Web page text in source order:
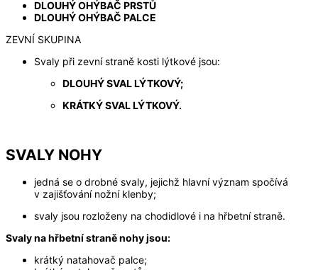
DLOUHÝ OHÝBAČ PRSTŮ
DLOUHÝ OHÝBAČ PALCE
ZEVNÍ SKUPINA
Svaly při zevní straně kosti lýtkové jsou:
DLOUHÝ SVAL LÝTKOVÝ;
KRÁTKÝ SVAL LÝTKOVÝ.
SVALY NOHY
jedná se o drobné svaly, jejichž hlavní význam spočívá
v zajišťování nožní klenby;
svaly jsou rozloženy na chodidlové i na hřbetní straně.
Svaly na hřbetní straně nohy jsou:
krátký natahovač palce;